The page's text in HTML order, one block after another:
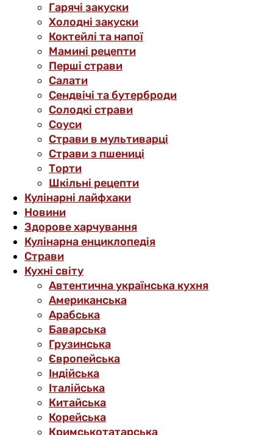
Гарячі закуски
Холодні закуски
Коктейлі та напої
Мамині рецепти
Перші страви
Салати
Сендвічі та бутерброди
Солодкі страви
Соуси
Страви в мультиварці
Страви з пшениці
Торти
Шкільні рецепти
Кулінарні лайфхаки
Новини
Здорове харчування
Кулінарна енциклопедія
Страви
Кухні світу
Автентична українська кухня
Американська
Арабська
Баварська
Грузинська
Європейська
Індійська
Італійська
Китайська
Корейська
Кримськотатарська